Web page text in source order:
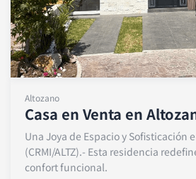
Altozano
Casa en Venta en
Una Joya de Espacio y Sofisticación
(CRMI/ALTZ).- Esta residencia
confort funcional.